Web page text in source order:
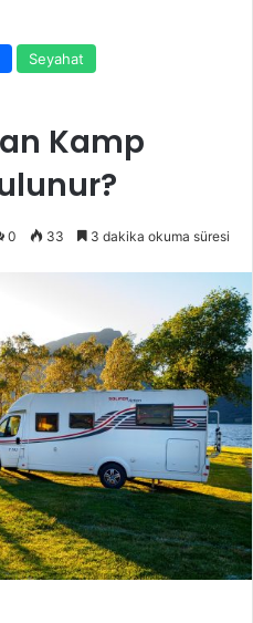
Seyahat
Kamp
0 33 3 dakika okuma süresi